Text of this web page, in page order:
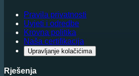
Pravila privatnosti
Uvjeti i odredbe
Krovna politika
Naša certifikacija
Upravljanje kolačićima
Rješenja